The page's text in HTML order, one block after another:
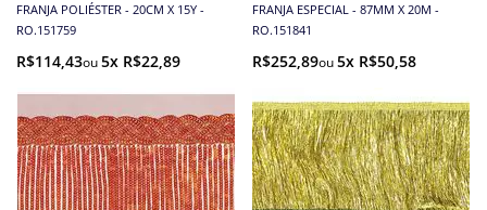
FRANJA POLIÉSTER - 20CM X 15Y -
RO.151759
R$114,43 5x R$22,89
FRANJA ESPECIAL - 87MM X 20M -
RO.151841
R$252,89 5x R$50,58